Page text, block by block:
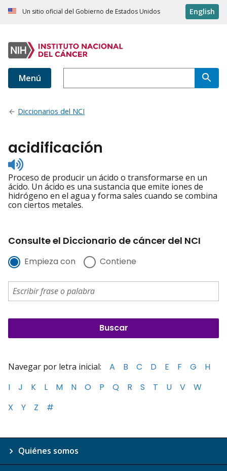
Un sitio oficial del Gobierno de Estados Unidos English
Menú
Diccionarios del NCI
acidificación
Listen
to
pronunciation
Proceso de producir un ácido o transformarse en un
ácido. Un ácido es una sustancia que emite iones de
hidrógeno en el agua y forma sales cuando se combina
con ciertos metales.
Consulte el Diccionario de cáncer del NCI
Empieza con Contiene
Navegar por letra inicial: A B C D E F G
H
I
J K L M N O P Q R S T U V
W
X
Y Z #
Quiénes somos